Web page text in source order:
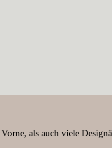
als auch viele